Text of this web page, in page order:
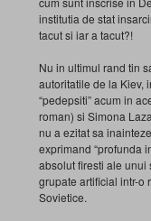
institutia de stat
tacut si iar a tacut?!
Nu in ultimul rand tin
autoritatile de la Kiev,
“pedepsiti” acum in
roman) si Simona
nu a ezitat sa
exprimand “profunda
absolut firesti ale unui
grupate artificial intr-o
Sovietice.